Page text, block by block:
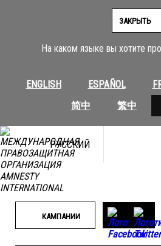
На каком языке вы хотите
ENGLISH ESPAÑOL
简中
繁中
ЗАКРЫТЬ
РУССКИЙ
КАМПАНИИ